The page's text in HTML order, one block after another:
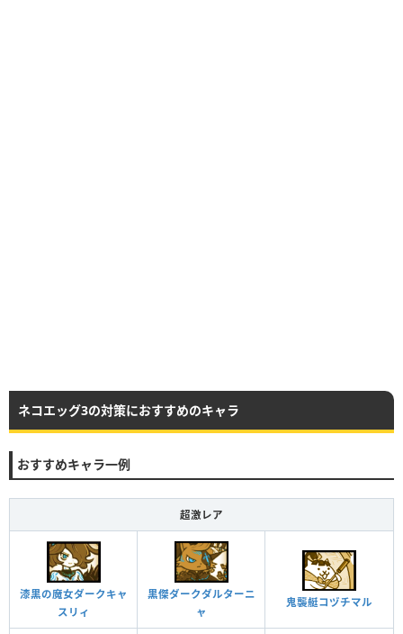
ネコエッグ3の対策におすすめのキャラ
おすすめキャラ一例
超激レア
漆黒の魔女ダークキャ
スリィ
黒傑ダークダルターニ
ャ
鬼襲艇コヅチマル